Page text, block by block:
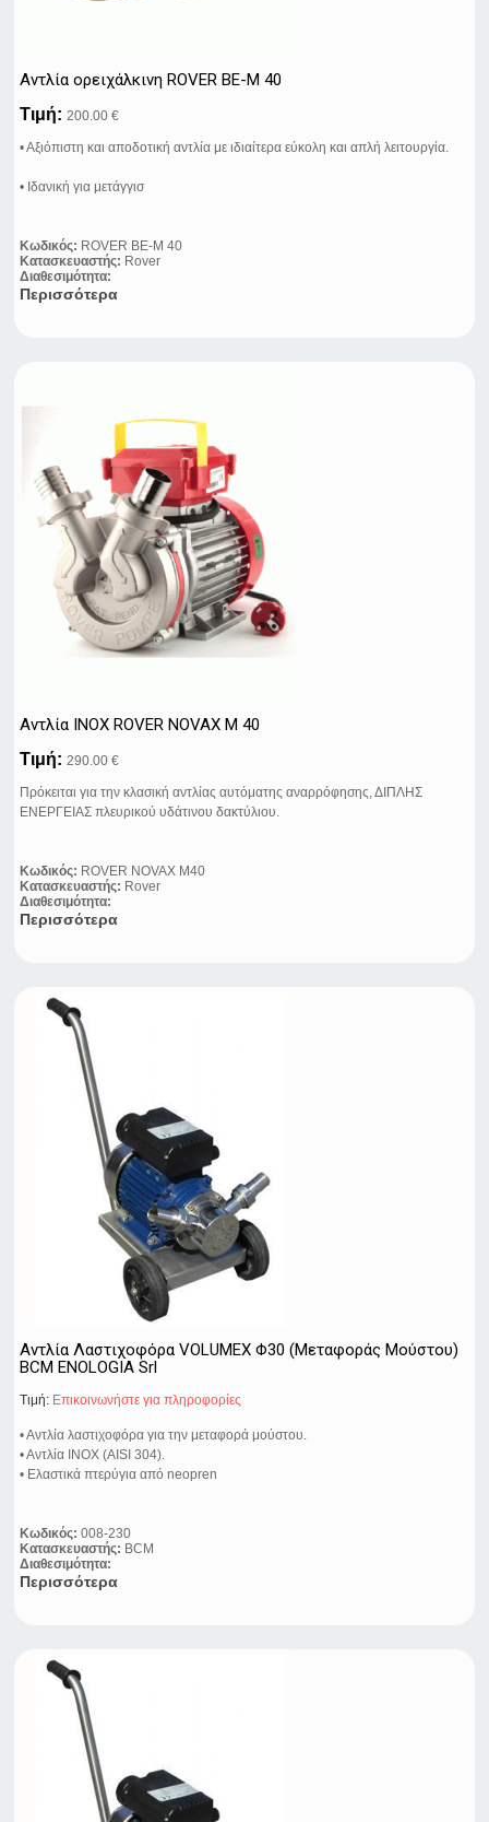
Αντλία ορειχάλκινη ROVER BE-M 40
Τιμή: 200.00 €
• Αξιόπιστη και αποδοτική αντλία με ιδιαίτερα εύκολη και απλή λειτουργία.
• Ιδανική για μετάγγισ
Κωδικός: ROVER BE-M 40
Κατασκευαστής: Rover
Διαθεσιμότητα:
Περισσότερα
Αντλία ΙΝΟΧ ROVER NOVAX M 40
Τιμή: 290.00 €
Πρόκειται για την κλασική αντλίας αυτόματης αναρρόφησης, ΔΙΠΛΗΣ
ΕΝΕΡΓΕΙΑΣ πλευρικού υδάτινου δακτύλιου.
Κωδικός: ROVER NOVAX M40
Κατασκευαστής: Rover
Διαθεσιμότητα:
Περισσότερα
Αντλία Λαστιχοφόρα VOLUMEX Φ30 (Μεταφοράς Μούστου)
BCM ENOLOGIA Srl
Τιμή: Eπικοινωνήστε για πληροφορίες
• Αντλία λαστιχοφόρα για την μεταφορά μούστου.
• Αντλία ΙΝΟΧ (AISI 304).
• Ελαστικά πτερύγια από neopren
Κωδικός: 008-230
Κατασκευαστής: BCM
Διαθεσιμότητα:
Περισσότερα